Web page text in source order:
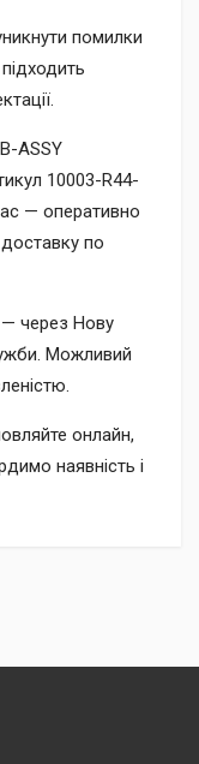
помилки
ASSY
10003-R44-
— оперативно
по
— через Нову
Можливий
онлайн,
наявність і